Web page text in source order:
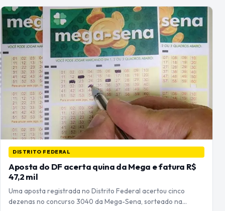
DISTRITO FEDERAL
Aposta do DF acerta quina da Mega e fatura R$
47,2 mil
Uma aposta registrada no Distrito Federal acertou cinco
dezenas no concurso 3040 da Mega-Sena, sorteado na…